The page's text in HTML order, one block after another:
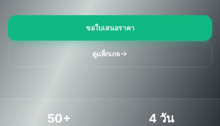
ขอใบเสนอราคา
ดูแพ็กเกจ
50+ 4 วัน